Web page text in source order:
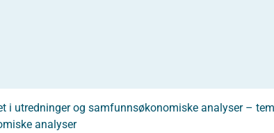
i utredninger og samfunnsøkonomiske analyser –
analyser